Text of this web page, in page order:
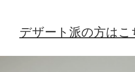
デザート派の方はこ